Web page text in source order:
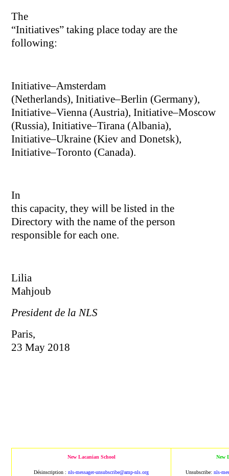
The
“Initiatives” taking place today are the
following:
Initiative–Amsterdam
(Netherlands), Initiative–Berlin (Germany),
Initiative–Vienna (Austria), Initiative–Moscow
(Russia), Initiative–Tirana (Albania),
Initiative–Ukraine (Kiev and Donetsk),
Initiative–Toronto (Canada).
In
this capacity, they will be listed in the
Directory with the name of the person
responsible for each one.
Lilia
Mahjoub
President de la NLS
Paris,
23 May 2018
New Lacanian School
Désinscription :nls-messager-unsubscribe@amp-nls.org
New
Unsubscribe:nls-